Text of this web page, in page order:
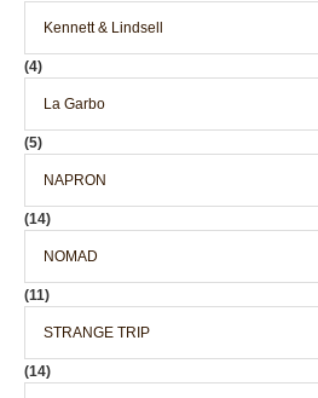
Kennett & Lindsell
(4)
La Garbo
(5)
NAPRON
(14)
NOMAD
(11)
STRANGE TRIP
(14)